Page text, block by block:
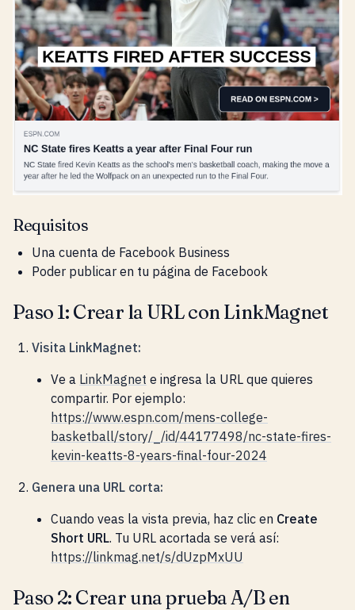
Requisitos
Una cuenta de Facebook Business
Poder publicar en tu página de Facebook
Paso 1: Crear la URL con LinkMagnet
Visita LinkMagnet:
Ve a LinkMagnet e ingresa la URL que quieres
compartir. Por ejemplo:
https://www.espn.com/mens-college-
basketball/story/_/id/44177498/nc-state-fires-
kevin-keatts-8-years-final-four-2024
Genera una URL corta:
Cuando veas la vista previa, haz clic en Create
Short URL. Tu URL acortada se verá así:
https://linkmag.net/s/dUzpMxUU
Paso 2: Crear una prueba A/B en